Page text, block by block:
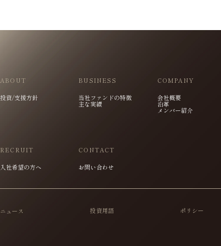
ABOUT
投資/支援方針
BUSINESS
当社ファンドの特徴
主な実績
COMPANY
会社概要
沿革
メンバー紹介
RECRUIT
入社希望の方へ
CONTACT
お問い合わせ
ニュース 投資用語 ポリシー